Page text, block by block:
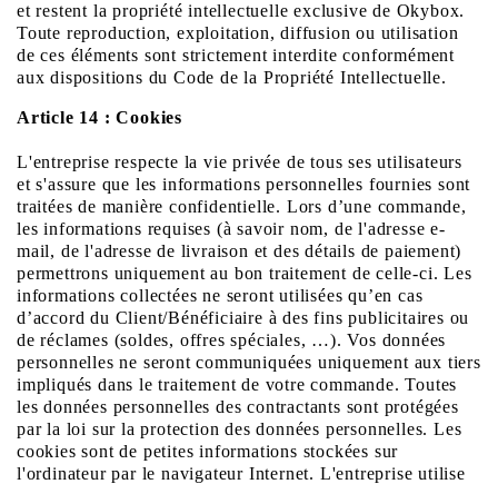
et restent la propriété intellectuelle exclusive de Okybox.
Toute reproduction, exploitation, diffusion ou utilisation
de ces éléments sont strictement interdite conformément
aux dispositions du Code de la Propriété Intellectuelle.
Article 14 : Cookies
L'entreprise respecte la vie privée de tous ses utilisateurs
et s'assure que les informations personnelles fournies sont
traitées de manière confidentielle. Lors d’une commande,
les informations requises (à savoir nom, de l'adresse e-
mail, de l'adresse de livraison et des détails de paiement)
permettrons uniquement au bon traitement de celle-ci. Les
informations collectées ne seront utilisées qu’en cas
d’accord du Client/Bénéficiaire à des fins publicitaires ou
de réclames (soldes, offres spéciales, …). Vos données
personnelles ne seront communiquées uniquement aux tiers
impliqués dans le traitement de votre commande. Toutes
les données personnelles des contractants sont protégées
par la loi sur la protection des données personnelles. Les
cookies sont de petites informations stockées sur
l'ordinateur par le navigateur Internet. L'entreprise utilise